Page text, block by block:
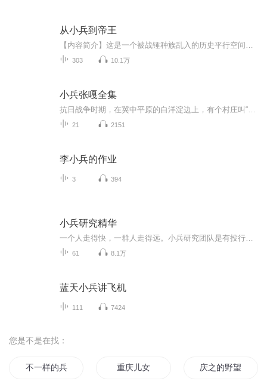
从小兵到帝王
303 10.1万
小兵张嘎全集
21 2151
李小兵的作业
3 394
小兵研究精华
61 8.1万
蓝天小兵讲飞机
111 7424
您是不是在找：
不一样的兵王故事 重庆儿女 庆之的野望